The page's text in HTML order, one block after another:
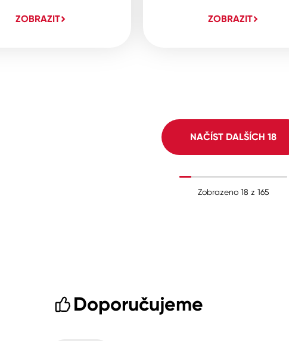
ZOBRAZIT ZOBRAZIT
NAČÍST DALŠÍCH 18
Zobrazeno 18 z 165
Doporučujeme